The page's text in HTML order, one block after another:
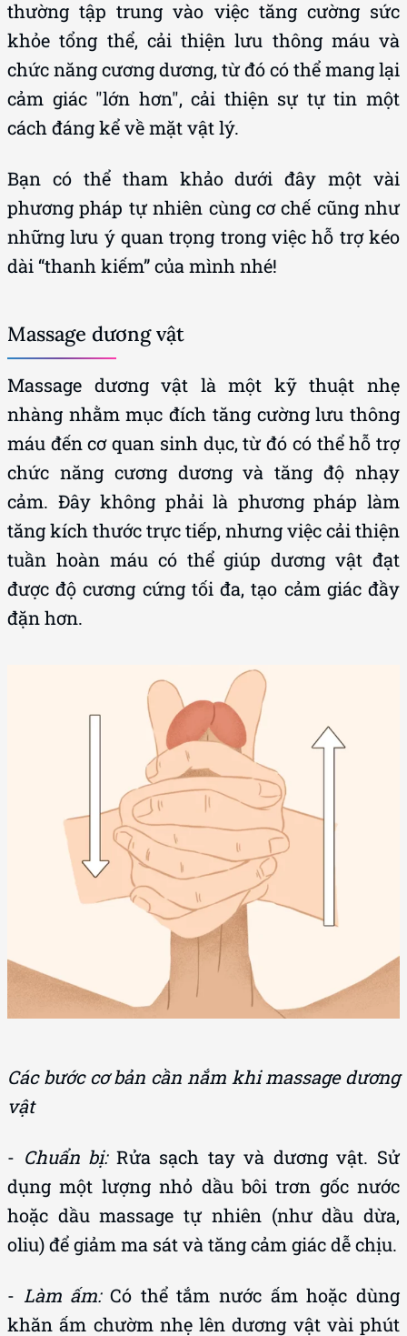
thường tập trung vào việc tăng cường sức
khỏe tổng thể, cải thiện lưu thông máu và
chức năng cương dương, từ đó có thể mang lại
cảm giác "lớn hơn", cải thiện sự tự tin một
cách đáng kể về mặt vật lý.
Bạn có thể tham khảo dưới đây một vài
phương pháp tự nhiên cùng cơ chế cũng như
những lưu ý quan trọng trong việc hỗ trợ kéo
dài “thanh kiếm” của mình nhé!
Massage dương vật
Massage dương vật là một kỹ thuật nhẹ
nhàng nhằm mục đích tăng cường lưu thông
máu đến cơ quan sinh dục, từ đó có thể hỗ trợ
chức năng cương dương và tăng độ nhạy
cảm. Đây không phải là phương pháp làm
tăng kích thước trực tiếp, nhưng việc cải thiện
tuần hoàn máu có thể giúp dương vật đạt
được độ cương cứng tối đa, tạo cảm giác đầy
đặn hơn.
Các bước cơ bản cần nắm khi massage dương
vật
- Chuẩn bị:Rửa sạch tay và dương vật. Sử
dụng một lượng nhỏ dầu bôi trơn gốc nước
hoặc dầu massage tự nhiên (như dầu dừa,
oliu) để giảm ma sát và tăng cảm giác dễ chịu.
- Làm ấm:Có thể tắm nước ấm hoặc dùng
khăn ấm chườm nhẹ lên dương vật vài phút